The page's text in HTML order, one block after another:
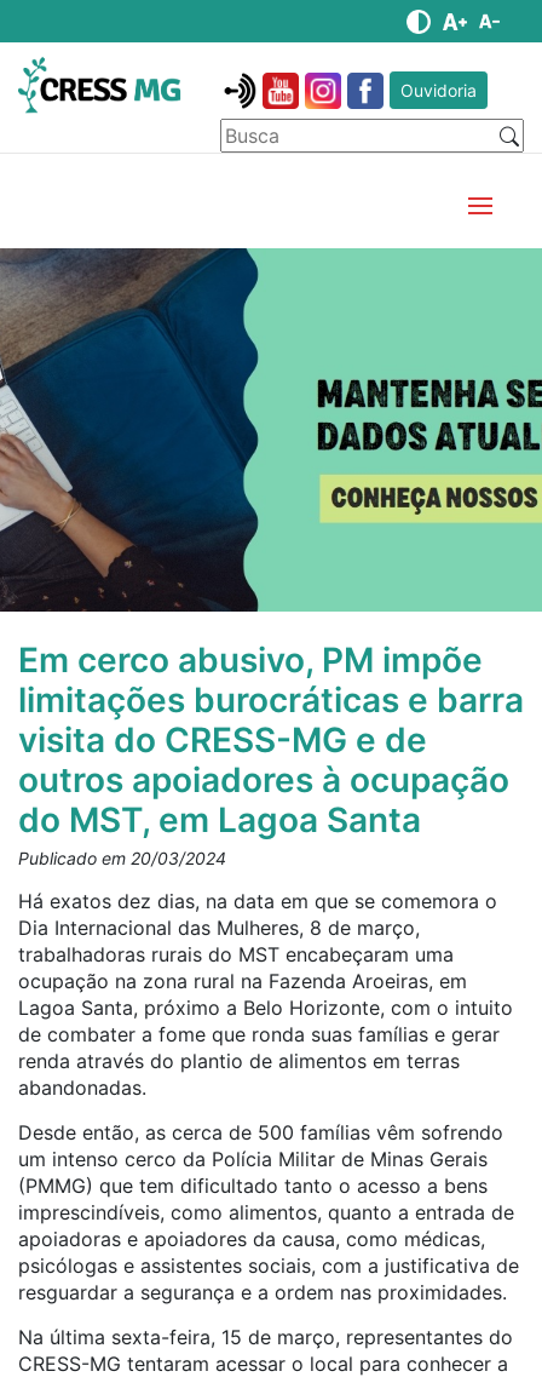
Ouvidoria
Em cerco abusivo, PM impõe
limitações burocráticas e barra
visita do CRESS-MG e de
outros apoiadores à ocupação
do MST, em Lagoa Santa
Publicado em 20/03/2024
Há exatos dez dias, na data em que se comemora o
Dia Internacional das Mulheres, 8 de março,
trabalhadoras rurais do MST encabeçaram uma
ocupação na zona rural na Fazenda Aroeiras, em
Lagoa Santa, próximo a Belo Horizonte, com o intuito
de combater a fome que ronda suas famílias e gerar
renda através do plantio de alimentos em terras
abandonadas.
Desde então, as cerca de 500 famílias vêm sofrendo
um intenso cerco da Polícia Militar de Minas Gerais
(PMMG) que tem dificultado tanto o acesso a bens
imprescindíveis, como alimentos, quanto a entrada de
apoiadoras e apoiadores da causa, como médicas,
psicólogas e assistentes sociais, com a justificativa de
resguardar a segurança e a ordem nas proximidades.
Na última sexta-feira, 15 de março, representantes do
CRESS-MG tentaram acessar o local para conhecer a